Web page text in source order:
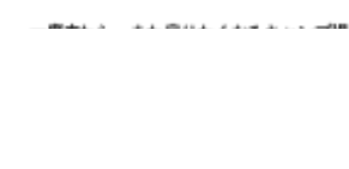
一度来たら、また戻りたくなるキャンプ場